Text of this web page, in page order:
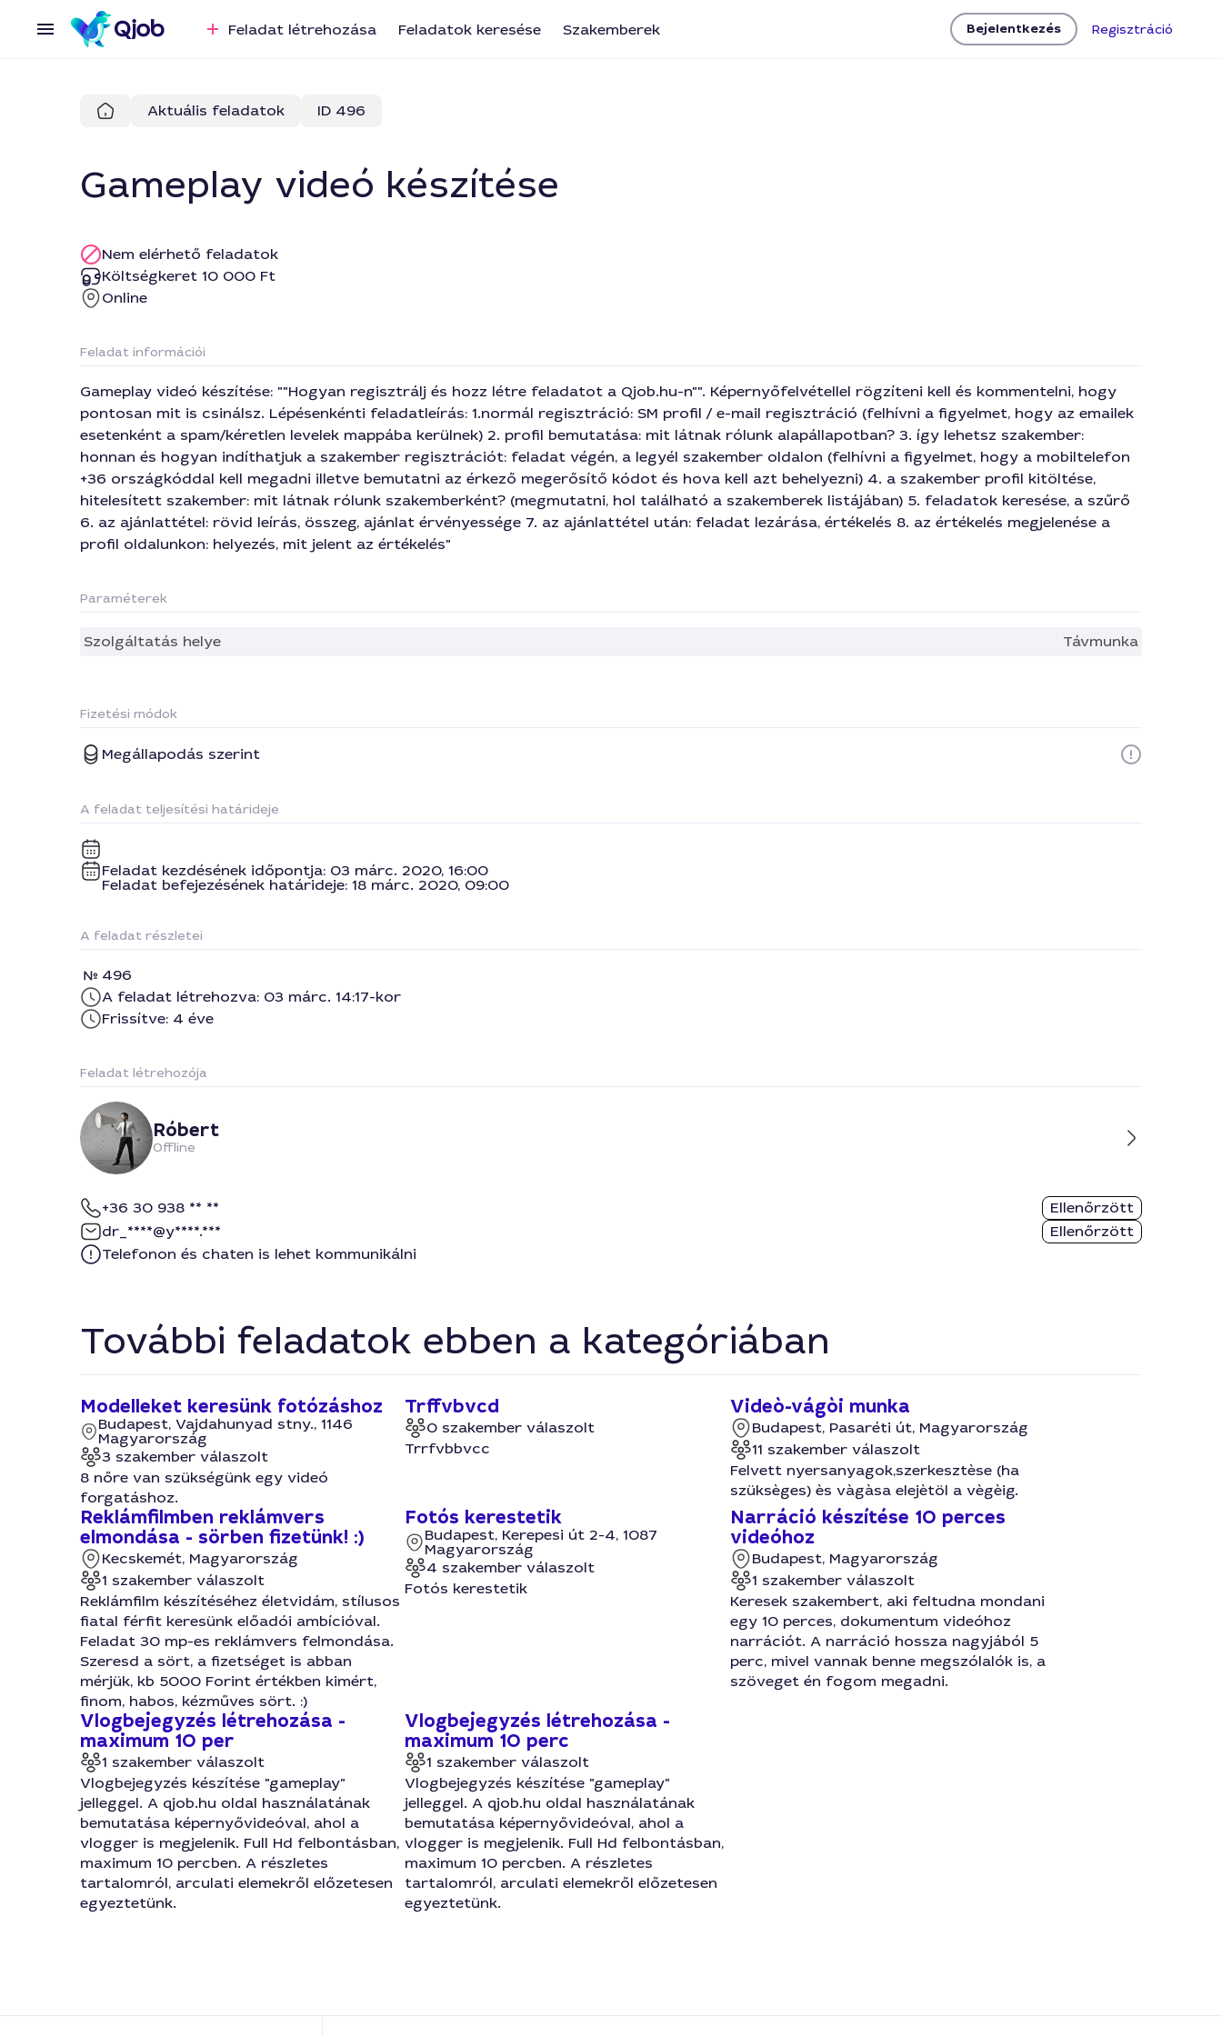
Feladat létrehozása Feladatok keresése Szakemberek Bejelentkezés Regisztráció
Aktuális feladatok ID 496
Gameplay videó készítése
Nem elérhető feladatok
Költségkeret 10 000 Ft
Online
Feladat információi
Gameplay videó készítése: ""Hogyan regisztrálj és hozz létre feladatot a Qjob.hu-n"". Képernyőfelvétellel rögzíteni kell és kommentelni, hogy
pontosan mit is csinálsz. Lépésenkénti feladatleírás: 1.normál regisztráció: SM profil / e-mail regisztráció (felhívni a figyelmet, hogy az emailek
esetenként a spam/kéretlen levelek mappába kerülnek) 2. profil bemutatása: mit látnak rólunk alapállapotban? 3. így lehetsz szakember:
honnan és hogyan indíthatjuk a szakember regisztrációt: feladat végén, a legyél szakember oldalon (felhívni a figyelmet, hogy a mobiltelefon
+36 országkóddal kell megadni illetve bemutatni az érkező megerősítő kódot és hova kell azt behelyezni) 4. a szakember profil kitöltése,
hitelesített szakember: mit látnak rólunk szakemberként? (megmutatni, hol található a szakemberek listájában) 5. feladatok keresése, a szűrő
6. az ajánlattétel: rövid leírás, összeg, ajánlat érvényessége 7. az ajánlattétel után: feladat lezárása, értékelés 8. az értékelés megjelenése a
profil oldalunkon: helyezés, mit jelent az értékelés"
Paraméterek
Szolgáltatás helye Távmunka
Fizetési módok
Megállapodás szerint
A feladat teljesítési határideje
Feladat kezdésének időpontja: 03 márc. 2020, 16:00
Feladat befejezésének határideje: 18 márc. 2020, 09:00
A feladat részletei
496
A feladat létrehozva: 03 márc. 14:17-kor
Frissítve: 4 éve
Feladat létrehozója
Róbert
Offline
+36 30 938 ** **
Ellenőrzött
dr_****@y****.***
Ellenőrzött
Telefonon és chaten is lehet kommunikálni
További feladatok ebben a kategóriában
Modelleket keresünk fotózáshoz
Budapest, Vajdahunyad stny., 1146
Magyarország
3 szakember válaszolt
8 nőre van szükségünk egy videó
forgatáshoz.
Trffvbvcd
0 szakember válaszolt
Trrfvbbvcc
Videò-vágòi munka
Budapest, Pasaréti út, Magyarország
11 szakember válaszolt
Felvett nyersanyagok,szerkesztèse (ha
szüksèges) ès vàgàsa elejètöl a vègèig.
Reklámfilmben reklámvers
elmondása - sörben fizetünk! :)
Kecskemét, Magyarország
1 szakember válaszolt
Reklámfilm készítéséhez életvidám, stílusos
fiatal férfit keresünk előadói ambícióval.
Feladat 30 mp-es reklámvers felmondása.
Szeresd a sört, a fizetséget is abban
mérjük, kb 5000 Forint értékben kimért,
finom, habos, kézműves sört. :)
Fotós kerestetik
Budapest, Kerepesi út 2-4, 1087
Magyarország
4 szakember válaszolt
Fotós kerestetik
Narráció készítése 10 perces
videóhoz
Budapest, Magyarország
1 szakember válaszolt
Keresek szakembert, aki feltudna mondani
egy 10 perces, dokumentum videóhoz
narrációt. A narráció hossza nagyjából 5
perc, mivel vannak benne megszólalók is, a
szöveget én fogom megadni.
Vlogbejegyzés létrehozása -
maximum 10 per
1 szakember válaszolt
Vlogbejegyzés készítése "gameplay"
jelleggel. A qjob.hu oldal használatának
bemutatása képernyővideóval, ahol a
vlogger is megjelenik. Full Hd felbontásban,
maximum 10 percben. A részletes
tartalomról, arculati elemekről előzetesen
egyeztetünk.
Vlogbejegyzés létrehozása -
maximum 10 perc
1 szakember válaszolt
Vlogbejegyzés készítése "gameplay"
jelleggel. A qjob.hu oldal használatának
bemutatása képernyővideóval, ahol a
vlogger is megjelenik. Full Hd felbontásban,
maximum 10 percben. A részletes
tartalomról, arculati elemekről előzetesen
egyeztetünk.